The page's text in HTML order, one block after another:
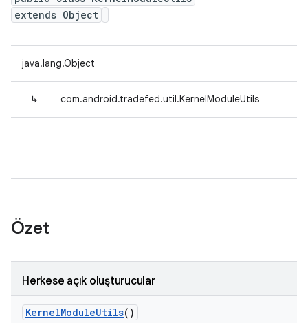
extends Object
java.lang.Object
↳ com.android.tradefed.util.KernelModuleUtils
Özet
Herkese açık oluşturucular
KernelModuleUtils()